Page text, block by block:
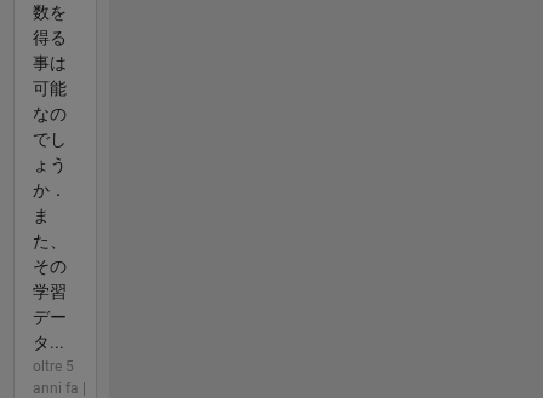
数を
得る
事は
可能
なの
でし
ょう
か．
ま
た、
その
学習
デー
タ...
oltre 5
anni fa |